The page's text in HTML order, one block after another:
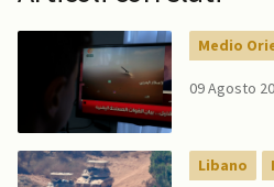
Medio
09 Agosto
Libano